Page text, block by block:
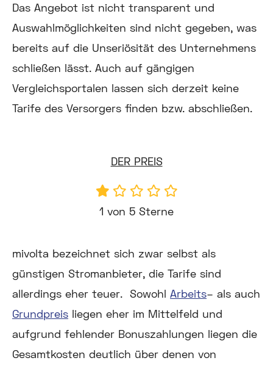
Das Angebot ist nicht transparent und
Auswahlmöglichkeiten sind nicht gegeben, was
bereits auf die Unseriösität des Unternehmens
schließen lässt. Auch auf gängigen
Vergleichsportalen lassen sich derzeit keine
Tarife des Versorgers finden bzw. abschließen.
DER PREIS
1 von 5 Sterne
mivolta bezeichnet sich zwar selbst als
günstigen Stromanbieter, die Tarife sind
allerdings eher teuer. Sowohl Arbeits– als auch
Grundpreis liegen eher im Mittelfeld und
aufgrund fehlender Bonuszahlungen liegen die
Gesamtkosten deutlich über denen von